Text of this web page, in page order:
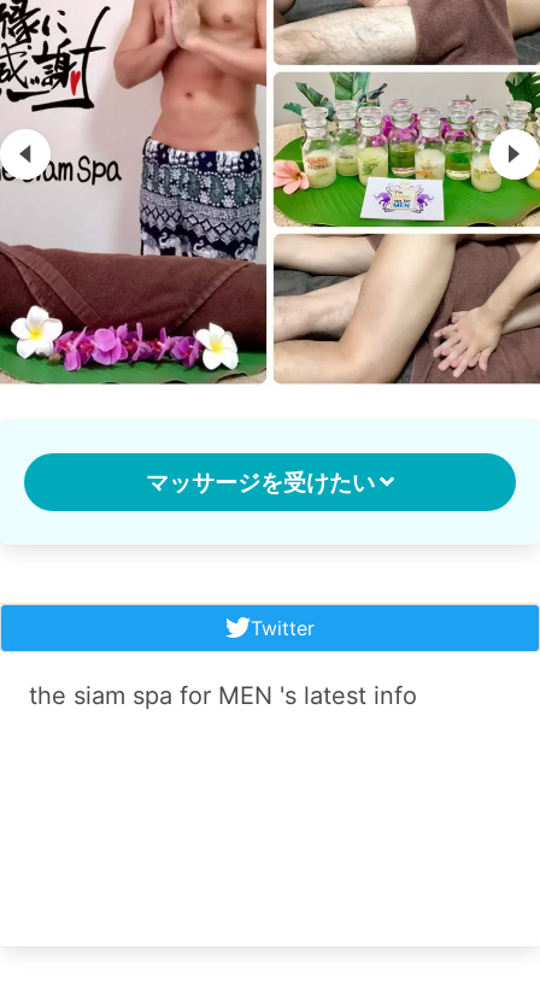
マッサージを受けたい
Twitter
the siam spa for MEN 's latest info